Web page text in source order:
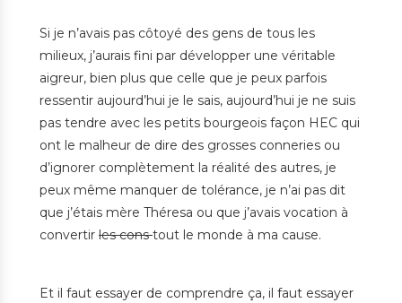
Si je n’avais pas côtoyé des gens de tous les
milieux, j’aurais fini par développer une véritable
aigreur, bien plus que celle que je peux parfois
ressentir aujourd’hui je le sais, aujourd’hui je ne suis
pas tendre avec les petits bourgeois façon HEC qui
ont le malheur de dire des grosses conneries ou
d’ignorer complètement la réalité des autres, je
peux même manquer de tolérance, je n’ai pas dit
que j’étais mère Théresa ou que j’avais vocation à
convertir les constout le monde à ma cause.
Et il faut essayer de comprendre ça, il faut essayer